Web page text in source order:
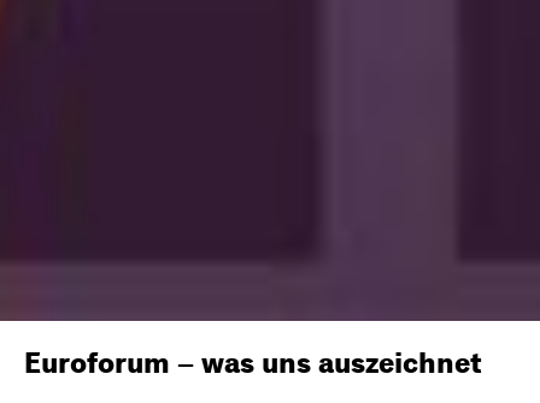
Euroforum – was uns auszeichnet